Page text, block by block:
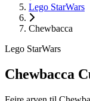
Lego StarWars
Chewbacca
Lego StarWars
Chewbacca